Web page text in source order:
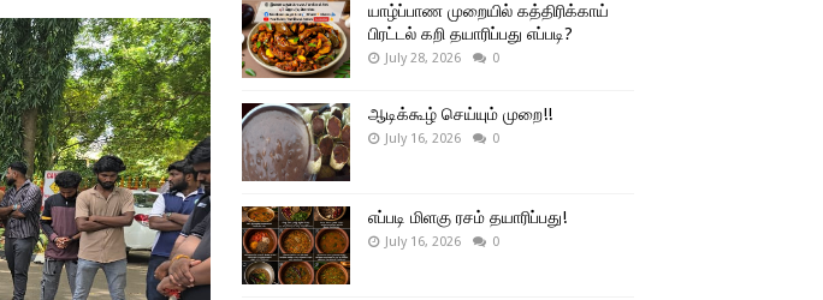
யாழ்ப்பாண முறையில் கத்திரிக்காய்
பிரட்டல் கறி தயாரிப்பது எப்படி?
July 28, 2026 0
ஆடிக்கூழ் செய்யும் முறை!!
July 16, 2026 0
எப்படி மிளகு ரசம் தயாரிப்பது!
July 16, 2026 0